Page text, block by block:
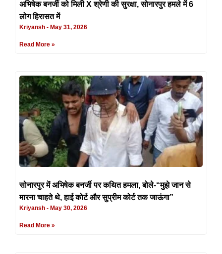
अभिषेक बनर्जी को मिली X श्रेणी की सुरक्षा, सोनारपुर हमले में 6
लोग हिरासत में
Kriyansh May 31, 2026
Read More »
सोनारपुर में अभिषेक बनर्जी पर कथित हमला, बोले-“मुझे जान से
मारना चाहते थे, हाई कोर्ट और सुप्रीम कोर्ट तक जाऊंगा”
Kriyansh May 30, 2026
Read More »